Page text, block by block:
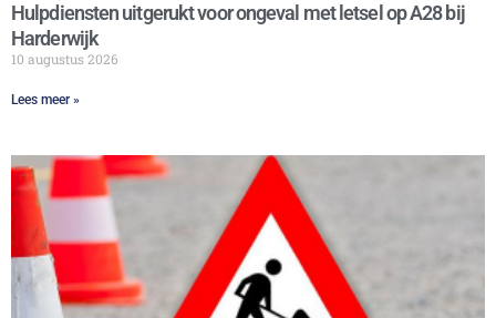
Hulpdiensten uitgerukt voor ongeval met letsel op A28 bij
Harderwijk
10 augustus 2026
Lees meer »